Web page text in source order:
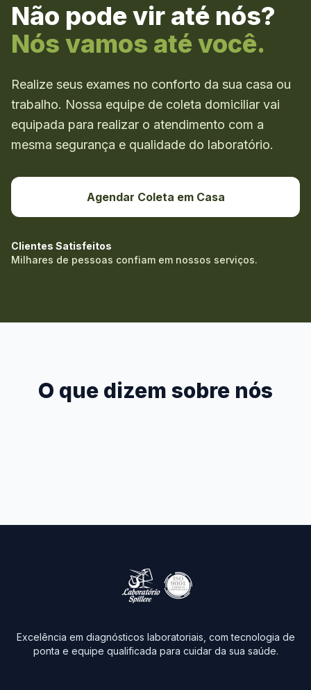
Não pode vir até nós?
Nós vamos até você.
Realize seus exames no conforto da sua casa ou
trabalho. Nossa equipe de coleta domiciliar vai
equipada para realizar o atendimento com a
mesma segurança e qualidade do laboratório.
Agendar Coleta em Casa
Clientes Satisfeitos
Milhares de pessoas confiam em nossos serviços.
O que dizem sobre nós
Excelência em diagnósticos laboratoriais, com tecnologia de
ponta e equipe qualificada para cuidar da sua saúde.